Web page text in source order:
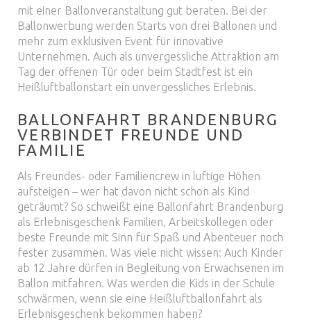
mit einer Ballonveranstaltung gut beraten. Bei der
Ballonwerbung werden Starts von drei Ballonen und
mehr zum exklusiven Event für innovative
Unternehmen. Auch als unvergessliche Attraktion am
Tag der offenen Tür oder beim Stadtfest ist ein
Heißluftballonstart ein unvergessliches Erlebnis.
BALLONFAHRT BRANDENBURG
VERBINDET FREUNDE UND
FAMILIE
Als Freundes- oder Familiencrew in luftige Höhen
aufsteigen – wer hat davon nicht schon als Kind
geträumt? So schweißt eine Ballonfahrt Brandenburg
als Erlebnisgeschenk Familien, Arbeitskollegen oder
beste Freunde mit Sinn für Spaß und Abenteuer noch
fester zusammen. Was viele nicht wissen: Auch Kinder
ab 12 Jahre dürfen in Begleitung von Erwachsenen im
Ballon mitfahren. Was werden die Kids in der Schule
schwärmen, wenn sie eine Heißluftballonfahrt als
Erlebnisgeschenk bekommen haben?